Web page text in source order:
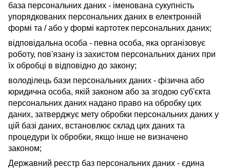
база персональних даних - іменована сукупність
упорядкованих персональних даних в електронній
формі та / або у формі картотек персональних даних;
відповідальна особа - певна особа, яка організовує
роботу, пов'язану із захистом персональних даних при
їх обробці в відповідно до закону;
володілець бази персональних даних - фізична або
юридична особа, якій законом або за згодою суб'єкта
персональних даних надано право на обробку цих
даних, затверджує мету обробки персональних даних у
цій базі даних, встановлює склад цих даних та
процедури їх обробки, якщо інше не визначено
законом;
Державний реєстр баз персональних даних - єдина